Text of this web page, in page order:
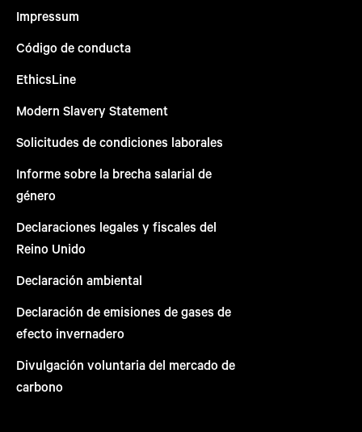
Impressum
Código de conducta
EthicsLine
Modern Slavery Statement
Solicitudes de condiciones laborales
Informe sobre la brecha salarial de
género
Declaraciones legales y fiscales del
Reino Unido
Declaración ambiental
Declaración de emisiones de gases de
efecto invernadero
Divulgación voluntaria del mercado de
carbono